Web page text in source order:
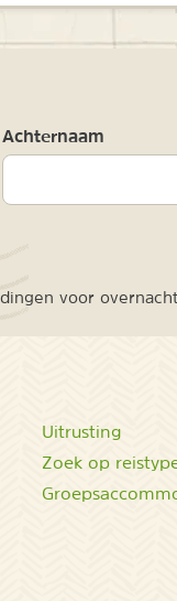
Achternaam
voor
Uitrusting
Zoek op